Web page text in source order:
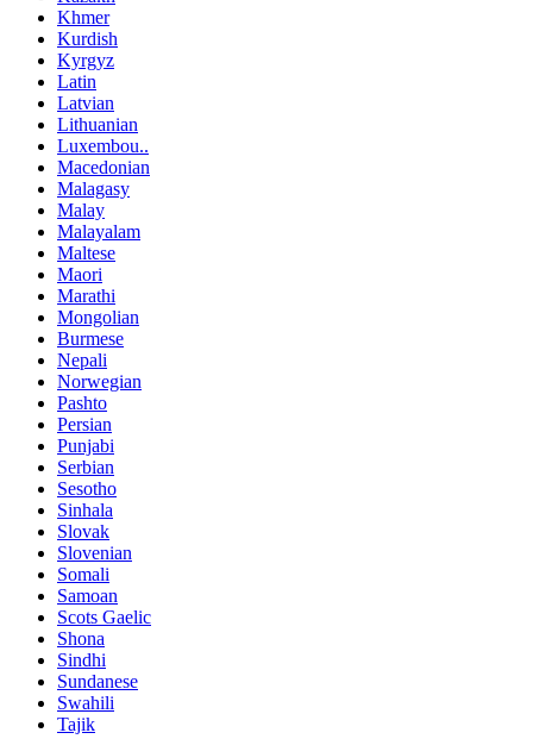
Khmer
Kurdish
Kyrgyz
Latin
Latvian
Lithuanian
Luxembou..
Macedonian
Malagasy
Malay
Malayalam
Maltese
Maori
Marathi
Mongolian
Burmese
Nepali
Norwegian
Pashto
Persian
Punjabi
Serbian
Sesotho
Sinhala
Slovak
Slovenian
Somali
Samoan
Scots Gaelic
Shona
Sindhi
Sundanese
Swahili
Tajik